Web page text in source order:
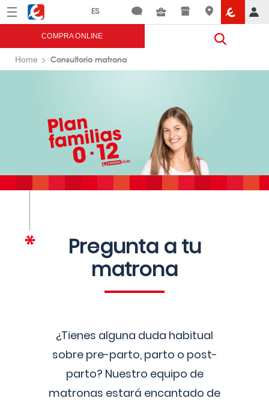
Menú Eroski
COMPRA ONLINE
Home Consultorio matrona
Pregunta a tu
matrona
¿Tienes alguna duda habitual
sobre pre-parto, parto o post-
parto? Nuestro equipo de
matronas estará encantado de